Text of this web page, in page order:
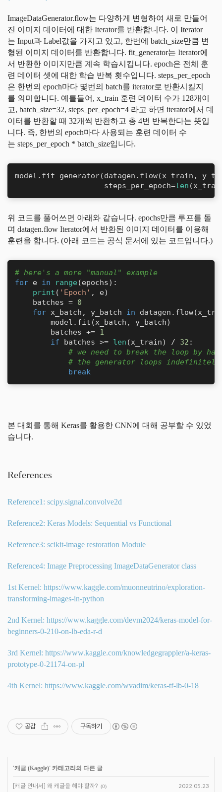
ImageDataGenerator.flow는 다양하게 변형하여 새로 만들어
진 이미지 데이터에 대한 Iterator를 반환합니다. 이 Iterator
는 Input과 Label값을 가지고 있고, 한번에 batch_size만큼 변
형된 이미지 데이터를 반환합니다. fit_generator는 Iterator에
서 반환한 이미지만큼 계속 학습시킵니다. epoch은 전체 훈
련 데이터 셋에 대한 학습 반복 횟수입니다. steps_per_epoch
은 한번의 epoch마다 몇번의 batch를 iterator로 반환시킬지
를 의미합니다. 예를들어, x_train 훈련 데이터 수가 128개이
고, batch_size=32, steps_per_epoch=4 라고 하면 iterator에서 데
이터를 반환할 때 32개씩 반환하고 총 4번 반복한다는 뜻입
니다. 즉, 한번의 epoch마다 사용되는 훈련 데이터 수
는 steps_per_epoch * batch_size입니다.
model.fit_generator(datagen.flow(x_train,
                    steps_per_epoch=
len
위 코드를 풀어쓰면 아래와 같습니다. epochs만큼 루프를 돌
며 datagen.flow Iterator에서 반환된 이미지 데이터를 이용해
훈련을 합니다. (아래 코드는 공식 문서에 있는 코드입니다.)
# here's a more "manual" example
for e in range (epochs):
print ( 'Epoch' , e)
    batches =
0
for x_batch, y_batch in
        model.fit(x_batch, y_batch)
        batches +=
1
if batches >= len (x_train) / 32 :
# we need to break the loop by
# the generator loops indefinitely
break
본 대회를 통해 Keras를 활용한 CNN에 대해 공부할 수 있었
습니다.
References
Reference1: scipy.signal.convolve2d
Reference2: Keras Models: Sequential vs Functional
Reference3: scikit-image restoration Module
Reference4: Image Preprocessing ImageDataGenerator class
1st Kernel: https://www.kaggle.com/muonneutrino/exploration-
transforming-images-in-python
2nd Kernel: https://www.kaggle.com/devm2024/keras-model-for-
beginners-0-210-on-lb-eda-r-d
3rd Kernel: https://www.kaggle.com/knowledgegrappler/a-keras-
prototype-0-21174-on-pl
4th Kernel: https://www.kaggle.com/wvadim/keras-tf-lb-0-18
공감 구독하기
'캐글 (Kaggle)' 카테고리의 다른 글
[캐글 안내서] 왜 캐글을 해야 할까? (0) 2022.05.23